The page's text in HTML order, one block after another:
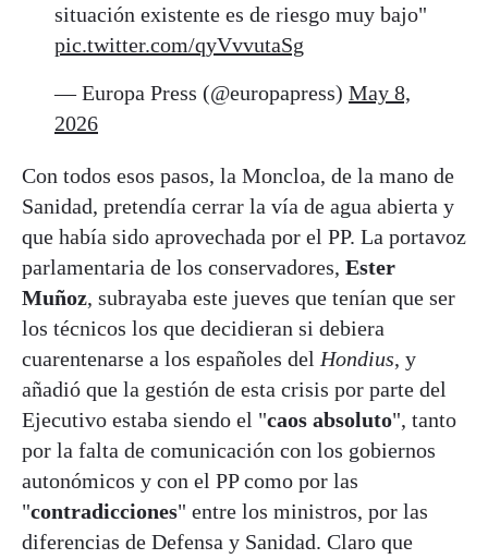
situación existente es de riesgo muy bajo"
pic.twitter.com/qyVvvutaSg
— Europa Press (@europapress) May 8,
2026
Con todos esos pasos, la Moncloa, de la mano de
Sanidad, pretendía cerrar la vía de agua abierta y
que había sido aprovechada por el PP. La portavoz
parlamentaria de los conservadores, Ester
Muñoz, subrayaba este jueves que tenían que ser
los técnicos los que decidieran si debiera
cuarentenarse a los españoles del Hondius, y
añadió que la gestión de esta crisis por parte del
Ejecutivo estaba siendo el "caos absoluto", tanto
por la falta de comunicación con los gobiernos
autonómicos y con el PP como por las
"contradicciones" entre los ministros, por las
diferencias de Defensa y Sanidad. Claro que